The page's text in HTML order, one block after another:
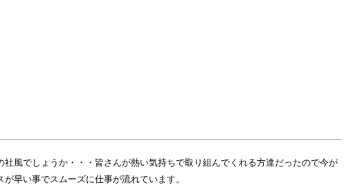
風でしょうか・・・皆さんが熱い気持ちで取り組んでくれる方達だったので今が
早い事でスムーズに仕事が流れています。